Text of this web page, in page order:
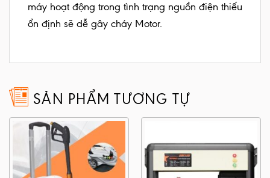
máy hoạt động trong tình trạng nguồn điện thiếu
ổn định sẽ dễ gây cháy Motor.
SẢN PHẨM TƯƠNG TỰ